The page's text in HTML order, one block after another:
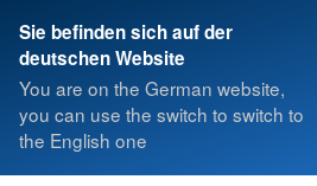
Sie befinden sich auf der
deutschen Website
You are on the German website,
you can use the switch to switch to
the English one